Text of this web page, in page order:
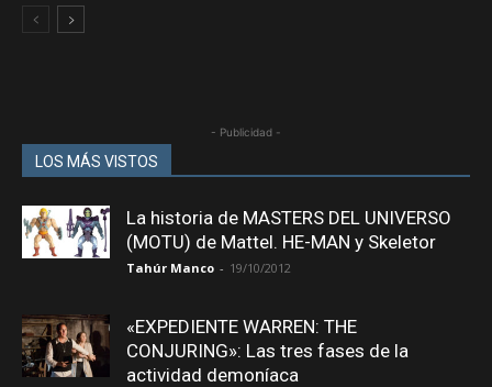
- Publicidad -
LOS MÁS VISTOS
La historia de MASTERS DEL UNIVERSO
(MOTU) de Mattel. HE-MAN y Skeletor
Tahúr Manco - 19/10/2012
«EXPEDIENTE WARREN: THE
CONJURING»: Las tres fases de la
actividad demoníaca